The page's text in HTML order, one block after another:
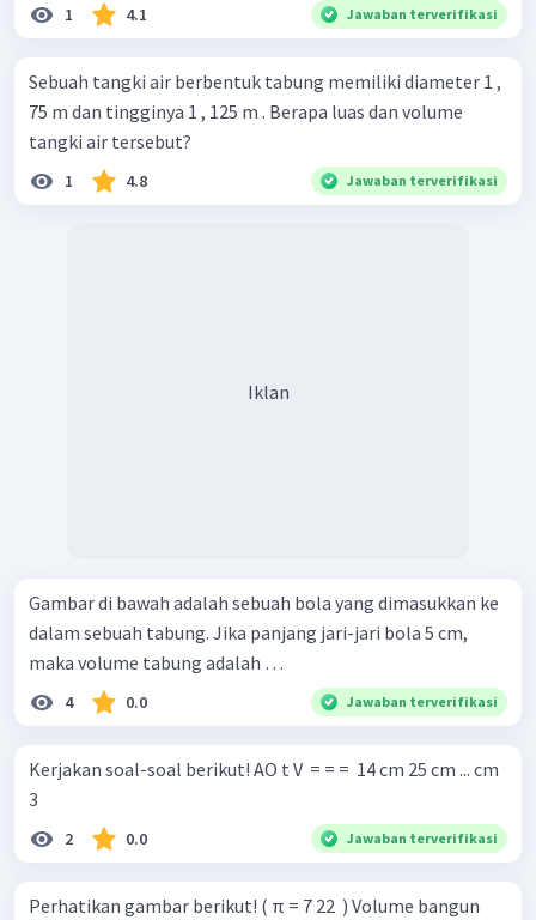
1 4.1 Jawaban terverifikasi
Sebuah tangki air berbentuk tabung memiliki diameter 1 ,
75 m dan tingginya 1 , 125 m . Berapa luas dan volume
tangki air tersebut?
1 4.8 Jawaban terverifikasi
Iklan
Gambar di bawah adalah sebuah bola yang dimasukkan ke
dalam sebuah tabung. Jika panjang jari-jari bola 5 cm,
maka volume tabung adalah …
4 0.0 Jawaban terverifikasi
Kerjakan soal-soal berikut! AO t V ​ = = = ​ 14 cm 25 cm ... cm
3 ​
2 0.0 Jawaban terverifikasi
Perhatikan gambar berikut! ( π = 7 22 ​ ) Volume bangun